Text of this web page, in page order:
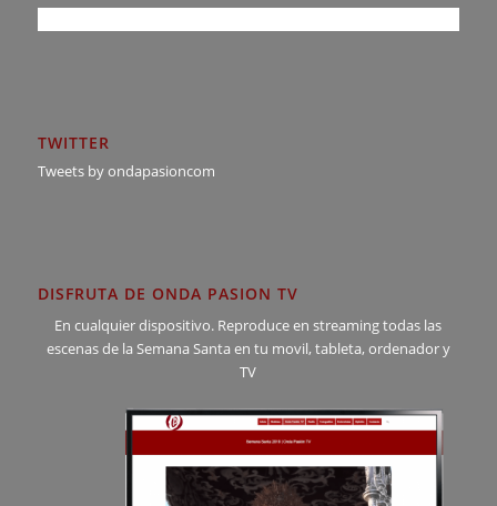
TWITTER
Tweets by ondapasioncom
DISFRUTA DE ONDA PASION TV
En cualquier dispositivo. Reproduce en streaming todas las
escenas de la Semana Santa en tu movil, tableta, ordenador y
TV